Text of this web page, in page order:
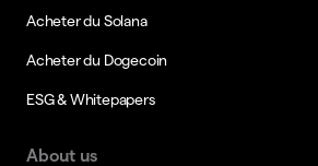
Acheter du Solana
Acheter du Dogecoin
ESG & Whitepapers
About us